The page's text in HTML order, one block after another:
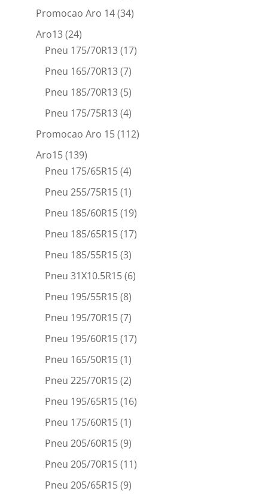
Promocao Aro 14(34)
Aro13(24)
Pneu 175/70R13(17)
Pneu 165/70R13(7)
Pneu 185/70R13(5)
Pneu 175/75R13(4)
Promocao Aro 15(112)
Aro15(139)
Pneu 175/65R15(4)
Pneu 255/75R15(1)
Pneu 185/60R15(19)
Pneu 185/65R15(17)
Pneu 185/55R15(3)
Pneu 31X10.5R15(6)
Pneu 195/55R15(8)
Pneu 195/70R15(7)
Pneu 195/60R15(17)
Pneu 165/50R15(1)
Pneu 225/70R15(2)
Pneu 195/65R15(16)
Pneu 175/60R15(1)
Pneu 205/60R15(9)
Pneu 205/70R15(11)
Pneu 205/65R15(9)